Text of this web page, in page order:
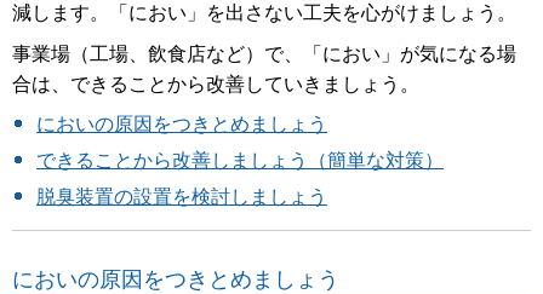
減します。「におい」を出さない工夫を心がけましょう。
事業場（工場、飲食店など）で、「におい」が気になる場
合は、できることから改善していきましょう。
においの原因をつきとめましょう
できることから改善しましょう（簡単な対策）
脱臭装置の設置を検討しましょう
においの原因をつきとめましょう